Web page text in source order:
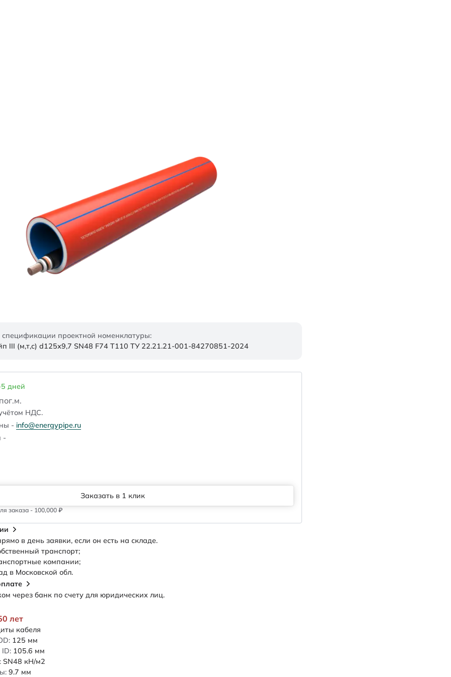
проектной номенклатуры:
III (м,т,с) d125х9,7 SN48 F74 Т110 ТУ 22.21.21-001-84270851-2024
лет
кабеля
125 мм
105.6 мм
SN48 кН/м2
9.7 мм
дней
НДС.
- info@energypipe.ru
-
Заказать в 1 клик
заказа - 100,000 ₽
в день заявки, если он есть на складе.
транспорт;
компании;
в Московской обл.
через банк по счету для юридических лиц.